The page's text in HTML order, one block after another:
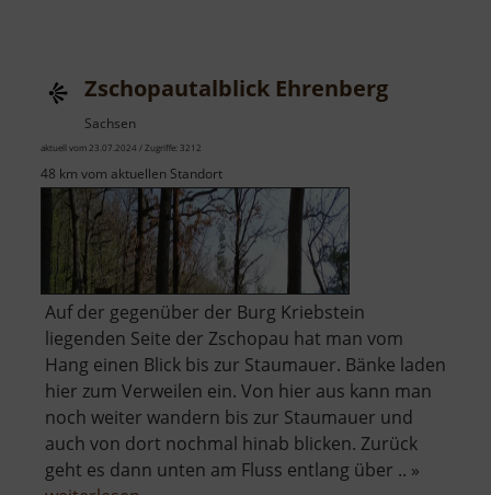
Zschopautalblick Ehrenberg
Sachsen
aktuell vom 23.07.2024 / Zugriffe: 3212
48 km vom aktuellen Standort
Auf der gegenüber der Burg Kriebstein
liegenden Seite der Zschopau hat man vom
Hang einen Blick bis zur Staumauer. Bänke laden
hier zum Verweilen ein. Von hier aus kann man
noch weiter wandern bis zur Staumauer und
auch von dort nochmal hinab blicken. Zurück
geht es dann unten am Fluss entlang über .. »